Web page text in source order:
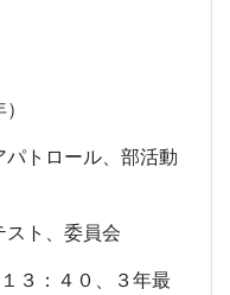
パトロール、部活動
スト、委員会
：４０、３年最